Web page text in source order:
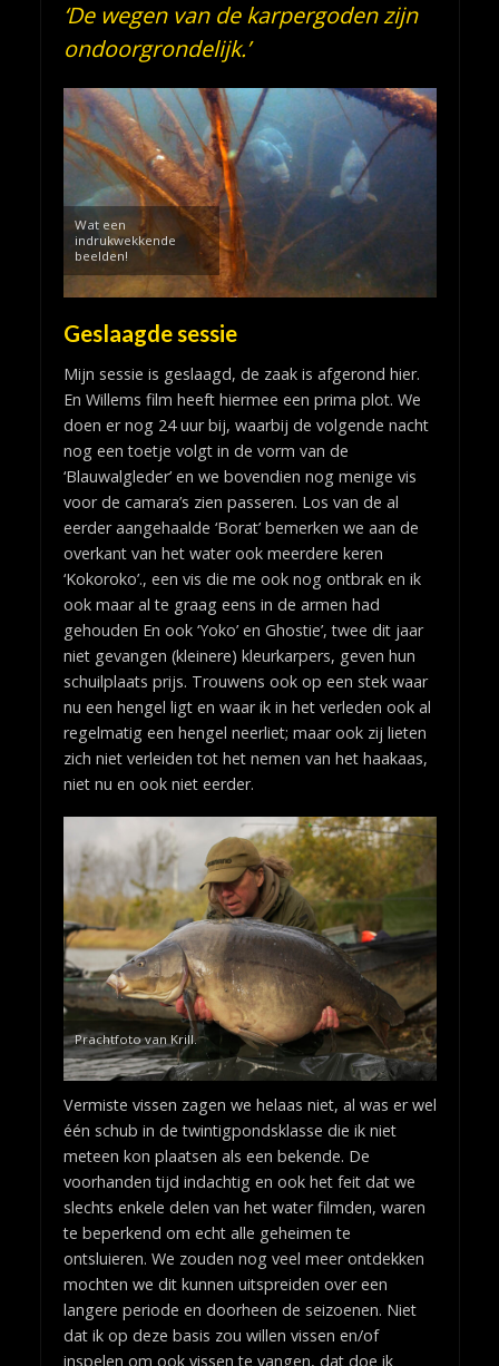
‘De wegen van de karpergoden zijn
ondoorgrondelijk.’
Wat een
indrukwekkende
beelden!
Geslaagde sessie
Mijn sessie is geslaagd, de zaak is afgerond hier.
En Willems film heeft hiermee een prima plot. We
doen er nog 24 uur bij, waarbij de volgende nacht
nog een toetje volgt in de vorm van de
‘Blauwalgleder’ en we bovendien nog menige vis
voor de camara’s zien passeren. Los van de al
eerder aangehaalde ‘Borat’ bemerken we aan de
overkant van het water ook meerdere keren
‘Kokoroko’., een vis die me ook nog ontbrak en ik
ook maar al te graag eens in de armen had
gehouden En ook ‘Yoko’ en Ghostie’, twee dit jaar
niet gevangen (kleinere) kleurkarpers, geven hun
schuilplaats prijs. Trouwens ook op een stek waar
nu een hengel ligt en waar ik in het verleden ook al
regelmatig een hengel neerliet; maar ook zij lieten
zich niet verleiden tot het nemen van het haakaas,
niet nu en ook niet eerder.
Prachtfoto van Krill.
Vermiste vissen zagen we helaas niet, al was er wel
één schub in de twintigpondsklasse die ik niet
meteen kon plaatsen als een bekende. De
voorhanden tijd indachtig en ook het feit dat we
slechts enkele delen van het water filmden, waren
te beperkend om echt alle geheimen te
ontsluieren. We zouden nog veel meer ontdekken
mochten we dit kunnen uitspreiden over een
langere periode en doorheen de seizoenen. Niet
dat ik op deze basis zou willen vissen en/of
inspelen om ook vissen te vangen, dat doe ik